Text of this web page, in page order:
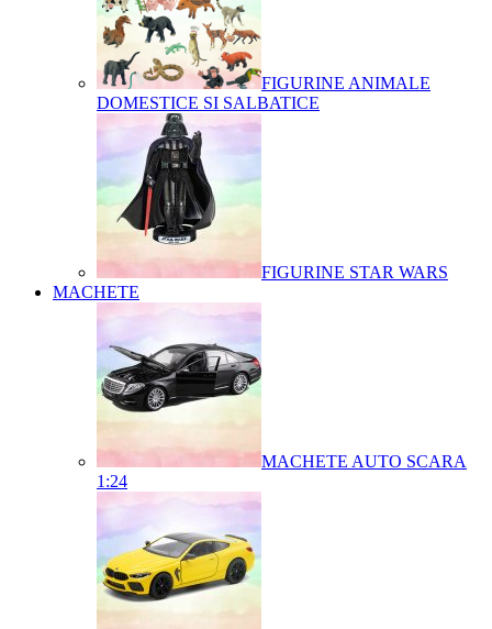
FIGURINE ANIMALE
DOMESTICE SI SALBATICE
FIGURINE STAR WARS
MACHETE
MACHETE AUTO SCARA
1:24